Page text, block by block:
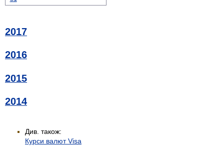
2017
2016
2015
2014
Див. також:
Курси валют Visa